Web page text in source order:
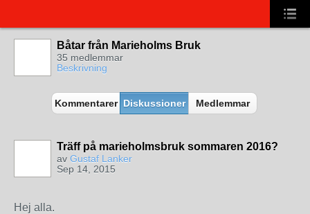
Båtar från Marieholms Bruk
35 medlemmar
Beskrivning
Kommentarer Diskussioner Medlemmar
Träff på marieholmsbruk sommaren 2016?
av Gustaf Lanker
Sep 14, 2015
Hej alla.